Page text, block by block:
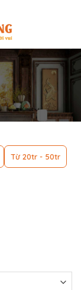
Từ 20tr - 50tr